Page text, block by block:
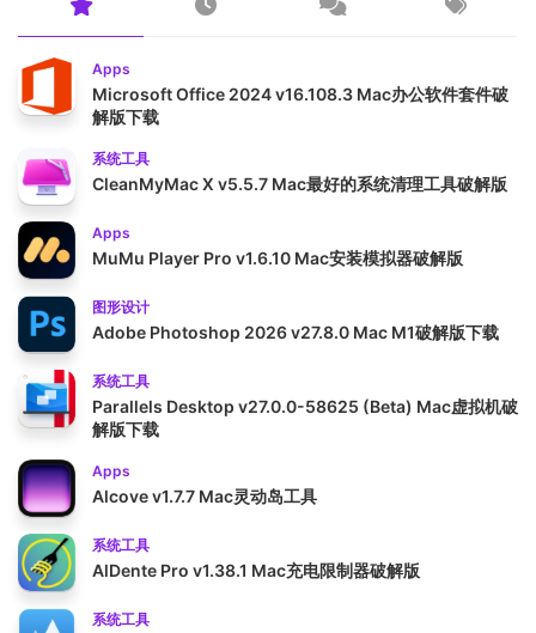
Apps
Microsoft Office 2024 v16.108.3 Mac办公软件套件破
解版下载
系统工具
CleanMyMac X v5.5.7 Mac最好的系统清理工具破解版
Apps
MuMu Player Pro v1.6.10 Mac安装模拟器破解版
图形设计
Adobe Photoshop 2026 v27.8.0 Mac M1破解版下载
系统工具
Parallels Desktop v27.0.0-58625 (Beta) Mac虚拟机破
解版下载
Apps
Alcove v1.7.7 Mac灵动岛工具
系统工具
AlDente Pro v1.38.1 Mac充电限制器破解版
系统工具